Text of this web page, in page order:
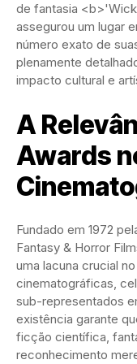
de fantasia
assegurou um lugar
número exato de
plenamente
impacto cultural e
A
Awards
Fundado em 1972
Fantasy & Horror
uma lacuna crucial
cinematográficas,
sub-representados
existência garante
ficção científica,
reconhecimento